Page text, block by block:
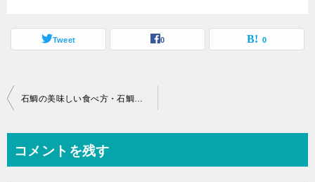
Tweet 0 0
投
ビ
石鯛の美味しい食べ方・石鯛の炙り
コメントを残す